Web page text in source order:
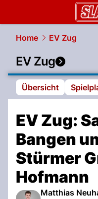
Home EV Zug
EV Zug
Übersicht
EV Zug:
Bangen
Stürmer
Hofmann
Matthias